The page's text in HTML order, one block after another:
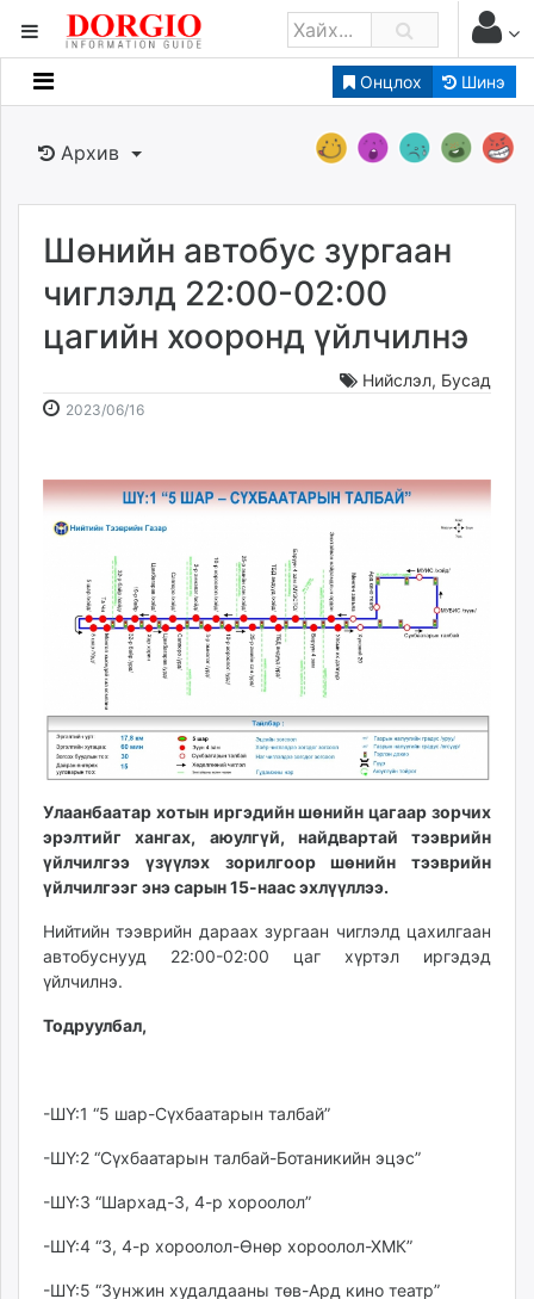
Онцлох Шинэ
Мэдээллийн
Банк санхүү
Бизнес ААН
Төрийн
dorgio.mn
caak.mn
Baabar.mn
tovch.mn
mnb.mn
Livetv.mn
Eguur.mn
24tsag.mn
eagle.mn
ergelt.mn
today.mn
zuv.mn
mminfo.mn
urlag.mn
unen.mn
shudarga.mn
isee.mn
mglradio.com
itoim.mn
tumen.mn
Архив
Шөнийн автобус зургаан
чиглэлд 22:00-02:00
цагийн хооронд үйлчилнэ
Нийслэл, Бусад
2023/06/162023-
14:07:39
2026-
18:24:37
Улаанбаатар хотын иргэдийн шөнийн цагаар зорчих
эрэлтийг хангах, аюулгүй, найдвартай тээврийн
үйлчилгээ үзүүлэх зорилгоор шөнийн тээврийн
үйлчилгээг энэ сарын 15-наас эхлүүллээ.
Нийтийн тээврийн дараах зургаан чиглэлд цахилгаан
автобуснууд 22:00-02:00 цаг хүртэл иргэдэд
үйлчилнэ.
Тодруулбал,
-ШҮ:1 “5 шар-Сүхбаатарын талбай”
-ШҮ:2 “Сүхбаатарын талбай-Ботаникийн эцэс”
-ШҮ:3 “Шархад-3, 4-р хороолол”
-ШҮ:4 “3, 4-р хороолол-Өнөр хороолол-ХМК”
-ШҮ:5 “Зунжин худалдааны төв-Ард кино театр”